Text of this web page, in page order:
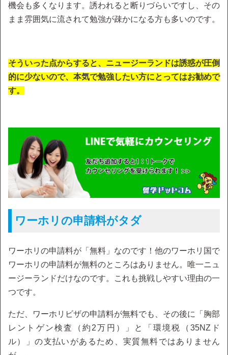
機会も多くなります。誘われると断りづらいですし、その
まま雰囲気に流されて勉強が疎かになる方も多いのです。
そういった点からすると、ニュージーランドは誘惑が圧倒
的に少ないので、本気で勉強したい方にとってはお勧めで
す。
ワーホリの申請料がタダ
ワーホリの申請料が「無料」なのです！他のワーホリ国で
ワーホリの申請料が無料のところはありません。唯一ニュ
ージーランドだけなのです。これも挑戦しやすい理由の一
つです。
ただ、ワーホリビザの申請料が無料でも、その後に「胸部
レントゲン検査（約2万円）」と「環境税（35NZド
ル）」の支払いがあるため、実質無料ではありません